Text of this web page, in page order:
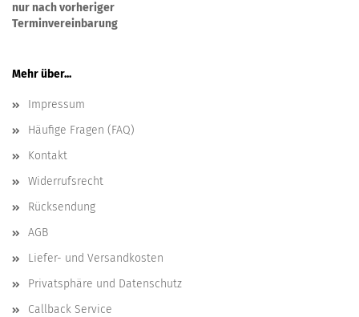
nur nach vorheriger
Terminvereinbarung
Mehr über...
Impressum
Häufige Fragen (FAQ)
Kontakt
Widerrufsrecht
Rücksendung
AGB
Liefer- und Versandkosten
Privatsphäre und Datenschutz
Callback Service